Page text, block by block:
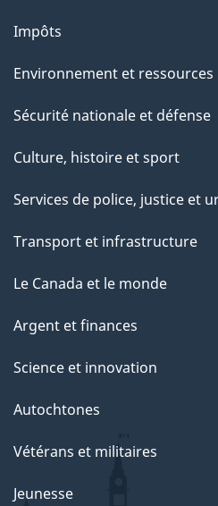
Impôts
Environnement et
Sécurité nationale et défense
Culture, histoire et sport
Services de police, justice et
Transport et infrastructure
Le Canada et le monde
Argent et finances
Science et innovation
Autochtones
Vétérans et militaires
Jeunesse